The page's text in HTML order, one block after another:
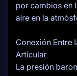
por cambios en
aire en la
Conexión Entre
Articular
La presión